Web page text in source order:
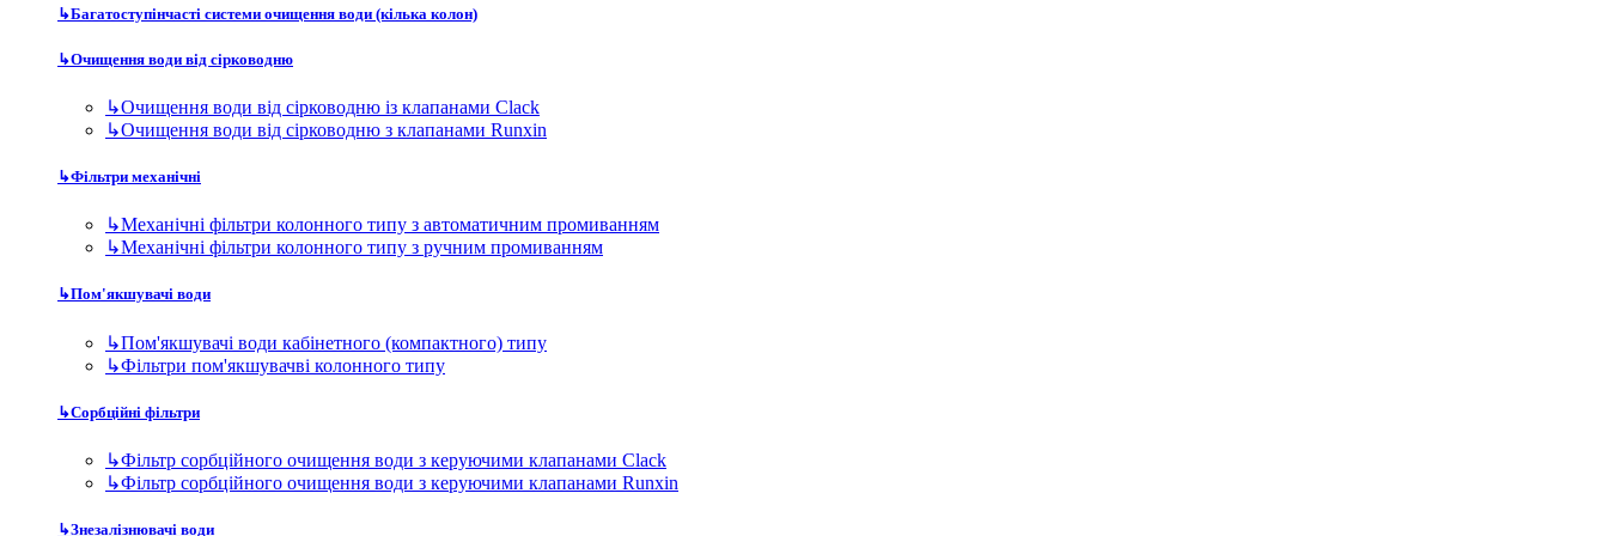
↳Багатоступінчасті системи очищення води (кілька колон)
↳Очищення води від сірководню
↳Очищення води від сірководню із клапанами Clack
↳Очищення води від сірководню з клапанами Runxin
↳Фільтри механічні
↳Механічні фільтри колонного типу з автоматичним промиванням
↳Механічні фільтри колонного типу з ручним промиванням
↳Пом'якшувачі води
↳Пом'якшувачі води кабінетного (компактного) типу
↳Фільтри пом'якшувачві колонного типу
↳Сорбційні фільтри
↳Фільтр сорбційного очищення води з керуючими клапанами Clack
↳Фільтр сорбційного очищення води з керуючими клапанами Runxin
↳Знезалізнювачі води